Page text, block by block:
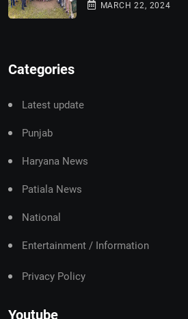
MARCH 22, 2024
Categories
Latest update
Punjab
Haryana News
Patiala News
National
Entertainment / Information
Privacy Policy
Youtube